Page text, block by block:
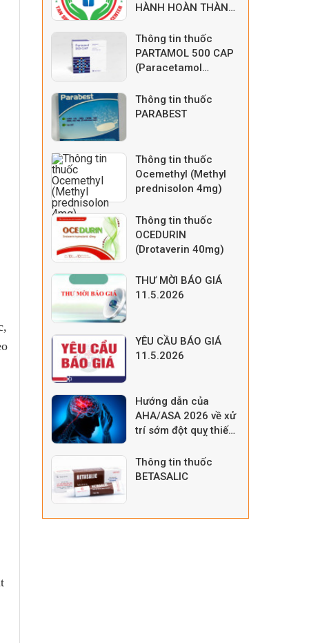
HÀNH HOÀN THÀNH
HÀNH TẠI TRUNG
TÂM Y TẾ KHU VỰC
TÂN SƠN
Thông tin thuốc
PARTAMOL 500 CAP
(Paracetamol
Thông tin thuốc
PARABEST
Thông tin thuốc
Ocemethyl (Methyl
prednisolon 4mg)
Thông tin thuốc
OCEDURIN
(Drotaverin 40mg)
THƯ MỜI BÁO GIÁ
11.5.2026
YÊU CẦU BÁO GIÁ
11.5.2026
Hướng dẫn của
AHA/ASA 2026 về xử
trí sớm đột quỵ thiếu
Thông tin thuốc
BETASALIC